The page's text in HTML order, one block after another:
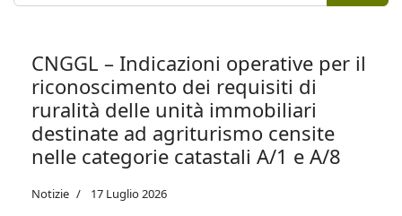
CNGGL – Indicazioni operative per il
riconoscimento dei requisiti di
ruralità delle unità immobiliari
destinate ad agriturismo censite
nelle categorie catastali A/1 e A/8
Notizie 17 Luglio 2026